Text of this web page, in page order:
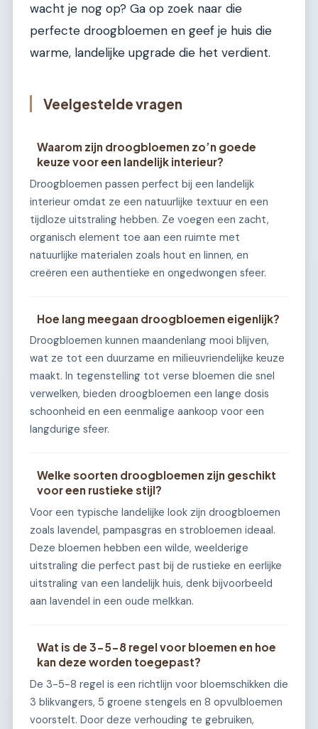
wacht je nog op? Ga op zoek naar die
perfecte droogbloemen en geef je huis die
warme, landelijke upgrade die het verdient.
Veelgestelde vragen
Waarom zijn droogbloemen zo’n goede
keuze voor een landelijk interieur?
Droogbloemen passen perfect bij een landelijk
interieur omdat ze een natuurlijke textuur en een
tijdloze uitstraling hebben. Ze voegen een zacht,
organisch element toe aan een ruimte met
natuurlijke materialen zoals hout en linnen, en
creëren een authentieke en ongedwongen sfeer.
Hoe lang meegaan droogbloemen eigenlijk?
Droogbloemen kunnen maandenlang mooi blijven,
wat ze tot een duurzame en milieuvriendelijke keuze
maakt. In tegenstelling tot verse bloemen die snel
verwelken, bieden droogbloemen een lange dosis
schoonheid en een eenmalige aankoop voor een
langdurige sfeer.
Welke soorten droogbloemen zijn geschikt
voor een rustieke stijl?
Voor een typische landelijke look zijn droogbloemen
zoals lavendel, pampasgras en strobloemen ideaal.
Deze bloemen hebben een wilde, weelderige
uitstraling die perfect past bij de rustieke en eerlijke
uitstraling van een landelijk huis, denk bijvoorbeeld
aan lavendel in een oude melkkan.
Wat is de 3-5-8 regel voor bloemen en hoe
kan deze worden toegepast?
De 3-5-8 regel is een richtlijn voor bloemschikken die
3 blikvangers, 5 groene stengels en 8 opvulbloemen
voorstelt. Door deze verhouding te gebruiken,